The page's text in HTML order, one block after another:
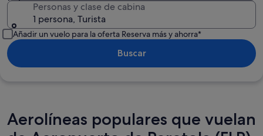
Personas y clase de cabina
1 persona, Turista
Añadir un vuelo para la oferta Reserva más y ahorra*
Buscar
Aerolíneas populares que vuelan